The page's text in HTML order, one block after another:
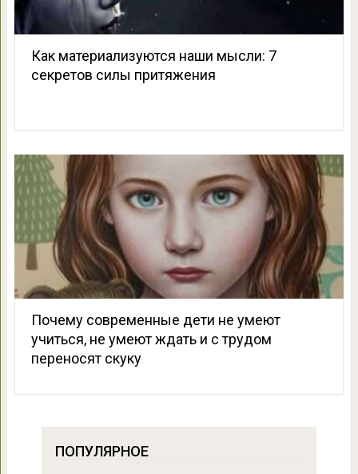
Как материализуются наши мысли: 7
секретов силы притяжения
Почему современные дети не умеют
учиться, не умеют ждать и с трудом
переносят скуку
ПОПУЛЯРНОЕ